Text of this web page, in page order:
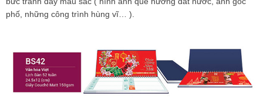
phố, những công trình hùng vĩ… ).